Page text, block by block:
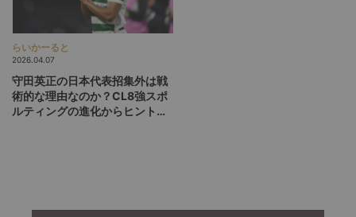
らいかーると
2026.04.07
守田英正の日本代表招集外は戦
術的な理由なのか？CL8強スポ
ルティングの進化からヒントを